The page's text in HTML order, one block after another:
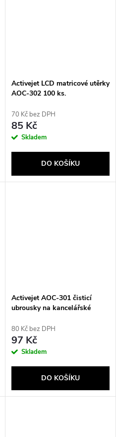
Activejet LCD matricové utěrky
AOC-302 100 ks.
70 Kč bez DPH
85 Kč
Skladem
DO KOŠÍKU
Activejet AOC-301 čisticí
ubrousky na kancelářské
80 Kč bez DPH
97 Kč
Skladem
DO KOŠÍKU